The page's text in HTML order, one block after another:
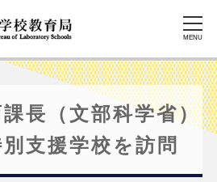
MENU
長（文部科学省）
支援学校を訪問